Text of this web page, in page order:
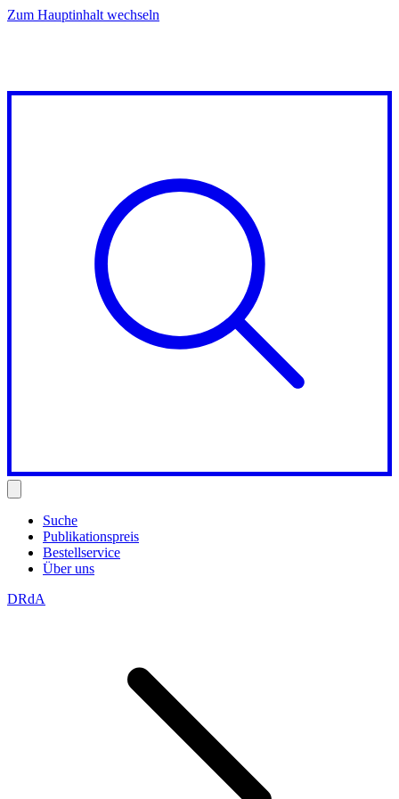
Zum Hauptinhalt wechseln
Suche
Publikationspreis
Bestellservice
Über uns
DRdA